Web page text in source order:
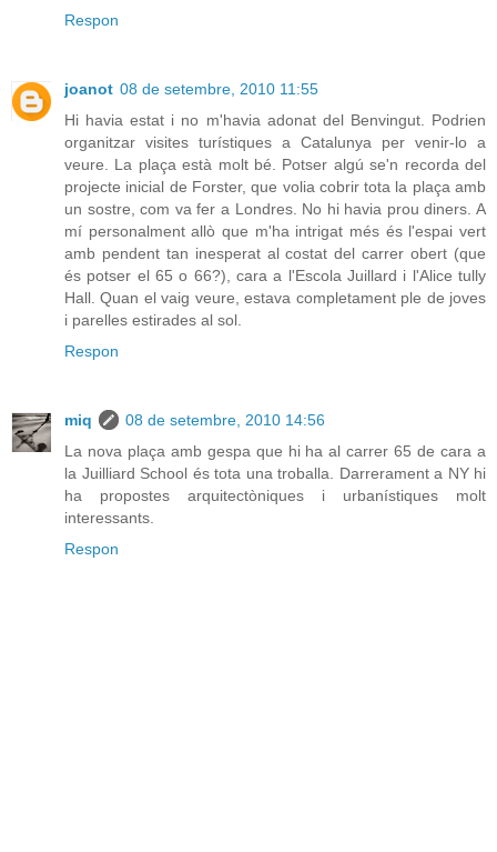
Respon
joanot 08 de setembre, 2010 11:55
Hi havia estat i no m'havia adonat del Benvingut. Podrien
organitzar visites turístiques a Catalunya per venir-lo a
veure. La plaça està molt bé. Potser algú se'n recorda del
projecte inicial de Forster, que volia cobrir tota la plaça amb
un sostre, com va fer a Londres. No hi havia prou diners. A
mí personalment allò que m'ha intrigat més és l'espai vert
amb pendent tan inesperat al costat del carrer obert (que
és potser el 65 o 66?), cara a l'Escola Juillard i l'Alice tully
Hall. Quan el vaig veure, estava completament ple de joves
i parelles estirades al sol.
Respon
miq
08 de setembre, 2010 14:56
La nova plaça amb gespa que hi ha al carrer 65 de cara a
la Juilliard School és tota una troballa. Darrerament a NY hi
ha propostes arquitectòniques i urbanístiques molt
interessants.
Respon